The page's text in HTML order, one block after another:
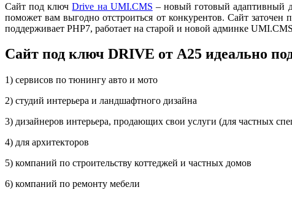
Сайт под ключDrive на UMI.CMS – новый готовый адаптивный
поможет вам выгодно отстроиться от конкурентов. Сайт заточен
поддерживает PHP7, работает на старой и новой админке
Сайт под ключ DRIVE от А25 идеально
1) сервисов по тюнингу авто и мото
2) студий интерьера и ландшафтного дизайна
3) дизайнеров интерьера, продающих свои услуги (для частных
4) для архитекторов
5) компаний по строительству коттеджей и частных домов
6) компаний по ремонту мебели